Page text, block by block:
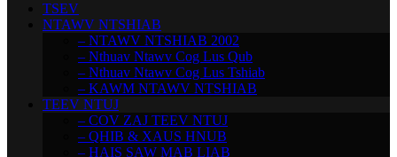
TSEV
NTAWV NTSHIAB
– NTAWV NTSHIAB 2002
– Nthuav Ntawv Cog Lus Qub
– Nthuav Ntawv Cog Lus Tshiab
– KAWM NTAWV NTSHIAB
TEEV NTUJ
– COV ZAJ TEEV NTUJ
– QHIB & XAUS HNUB
– HAIS SAW MAB LIAB